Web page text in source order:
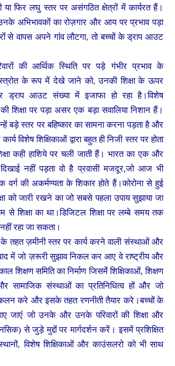
या फिर लघु स्तर पर असंगठित क्षेत्रों में कार्यरत हैं।
अभिभावकों का रोज़गार और आय पर प्रभाव पड़ा
से वापस अपने गांंव लौटगा, तो बच्चों के ड्राप आउट
की आर्थिक स्थिति पर पड़े गंभीर प्रभाव के
के रूप में देखे जाने को, उनकी शिक्षा के ऊपर
ड्राप आउट संख्या में इजाफा हो रहा है।विशेष
शिक्षा पर पड़ा असर एक बड़ा सवालिया निशान हैं।
बड़े स्तर पर बहिष्कार का सामना करना पड़ता है और
विशेष शिक्षिकाओं द्वारा बहुत ही निजी स्तर पर होता
कही हाशिये पर चली जाती हैं। भारत का एक और
नहीं पड़ता वो है प्रवासी मजदूर,जो आज भी
वर्ग की अकर्मण्यता के शिकार होते हैं।कोरोना से हुई
को जारी रखने का जो सबसे पहला उपाय सुझाया जा
से शिक्षा का था।डिजिटल शिक्षा पर लम्बे समय तक
रहा जा सकता।
के तहत ज़मीनी स्तर पर कार्य करने वाली संस्थाओं और
में जो ज़रूरी सुझाव निकल कर आए वे राष्ट्रीय और
शिक्षण समिति का निर्माण जिसमेंं शिक्षिकाओं, शिक्षण
और सामाजिक संस्थाओं का प्रतिनिधित्व हों और जो
करे और इसके तहत रणनीती तैयार करे।बच्चों के
जाएंं जो उनके और उनके परिवारों की शिक्षा और
से जुड़े मुद्दों पर मार्गदर्शन करेंं। इसमें प्रशिक्षित
विशेष शिक्षिकाओं और काउंसलरो को भी साथ